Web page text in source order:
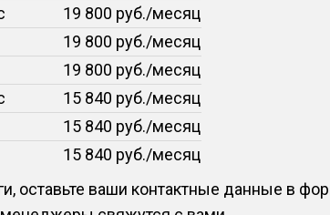
19 800 руб./месяц
19 800 руб./месяц
19 800 руб./месяц
15 840 руб./месяц
15 840 руб./месяц
15 840 руб./месяц
оставьте ваши контактные данные в